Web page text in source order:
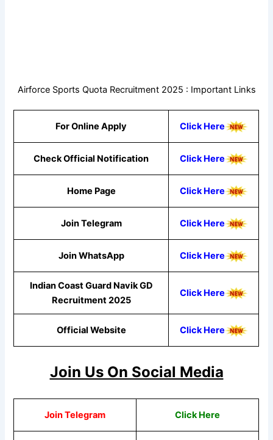
Airforce Sports Quota Recruitment 2025 : Important Links
For Online Apply Click Here
Check Official Notification Click Here
Home Page Click Here
Join Telegram Click Here
Join WhatsApp Click Here
Indian Coast Guard Navik GD
Recruitment 2025
Click Here
Official Website Click Here
Join Us On Social Media
Join Telegram Click Here